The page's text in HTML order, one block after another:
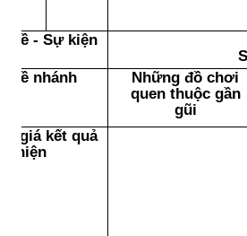
đề - Sự kiện
đề nhánh
Những đồ chơi
quen thuộc gần
gũi
giá kết quả
hiện